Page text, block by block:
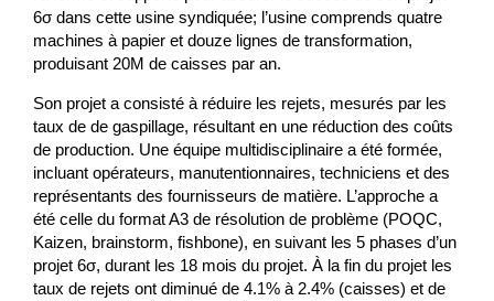
6σ dans cette usine syndiquée; l’usine comprends quatre
machines à papier et douze lignes de transformation,
produisant 20M de caisses par an.
Son projet a consisté à réduire les rejets, mesurés par les
taux de de gaspillage, résultant en une réduction des coûts
de production. Une équipe multidisciplinaire a été formée,
incluant opérateurs, manutentionnaires, techniciens et des
représentants des fournisseurs de matière. L’approche a
été celle du format A3 de résolution de problème (POQC,
Kaizen, brainstorm, fishbone), en suivant les 5 phases d’un
projet 6σ, durant les 18 mois du projet. À la fin du projet les
taux de rejets ont diminué de 4.1% à 2.4% (caisses) et de